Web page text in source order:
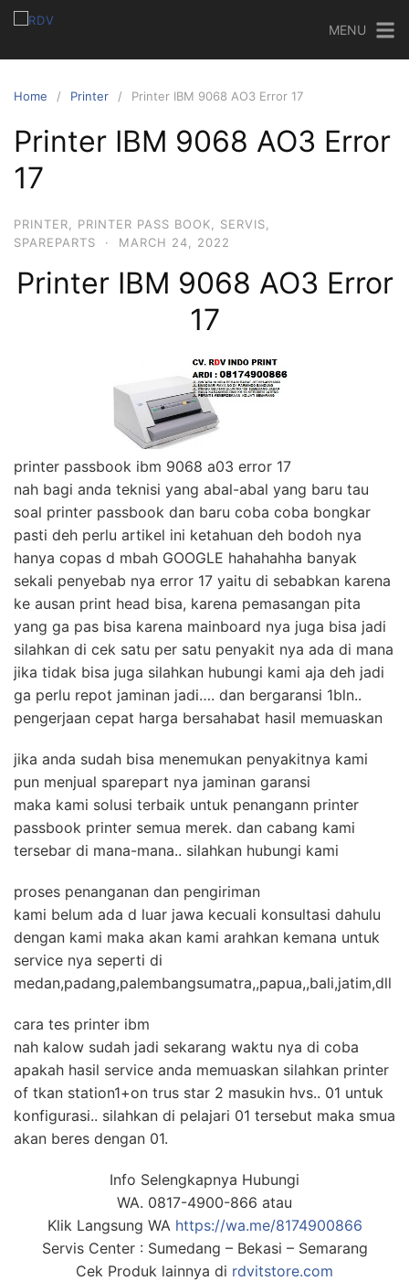
MENU
Home Printer Printer IBM 9068 AO3 Error 17
Printer IBM 9068 AO3 Error
17
PRINTER PRINTER PASS BOOK SERVIS
SPAREPARTS
· MARCH 24, 2022
Printer IBM 9068 AO3 Error
17
printer passbook ibm 9068 a03 error 17
nah bagi anda teknisi yang abal-abal yang baru tau
soal printer passbook dan baru coba coba bongkar
pasti deh perlu artikel ini ketahuan deh bodoh nya
hanya copas d mbah GOOGLE hahahahha banyak
sekali penyebab nya error 17 yaitu di sebabkan karena
ke ausan print head bisa, karena pemasangan pita
yang ga pas bisa karena mainboard nya juga bisa jadi
silahkan di cek satu per satu penyakit nya ada di mana
jika tidak bisa juga silahkan hubungi kami aja deh jadi
ga perlu repot jaminan jadi…. dan bergaransi 1bln..
pengerjaan cepat harga bersahabat hasil memuaskan
jika anda sudah bisa menemukan penyakitnya kami
pun menjual sparepart nya jaminan garansi
maka kami solusi terbaik untuk penangann printer
passbook printer semua merek. dan cabang kami
tersebar di mana-mana.. silahkan hubungi kami
proses penanganan dan pengiriman
kami belum ada d luar jawa kecuali konsultasi dahulu
dengan kami maka akan kami arahkan kemana untuk
service nya seperti di
medan,padang,palembangsumatra,,papua,,bali,jatim,dll
cara tes printer ibm
nah kalow sudah jadi sekarang waktu nya di coba
apakah hasil service anda memuaskan silahkan printer
of tkan station1+on trus star 2 masukin hvs.. 01 untuk
konfigurasi.. silahkan di pelajari 01 tersebut maka smua
akan beres dengan 01.
Info Selengkapnya Hubungi
WA. 0817-4900-866 atau
Klik Langsung WA https://wa.me/8174900866
Servis Center : Sumedang – Bekasi – Semarang
Cek Produk lainnya di rdvitstore.com